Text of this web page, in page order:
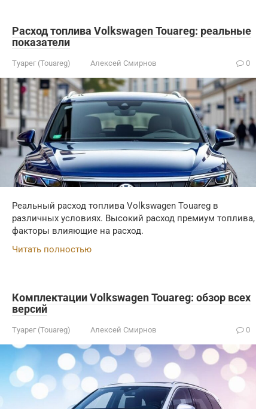
Расход топлива Volkswagen Touareg: реальные
показатели
Туарег (Touareg) Алексей Смирнов 0
Реальный расход топлива Volkswagen Touareg в
различных условиях. Высокий расход премиум топлива,
факторы влияющие на расход.
Читать полностью
Комплектации Volkswagen Touareg: обзор всех
версий
Туарег (Touareg) Алексей Смирнов 0